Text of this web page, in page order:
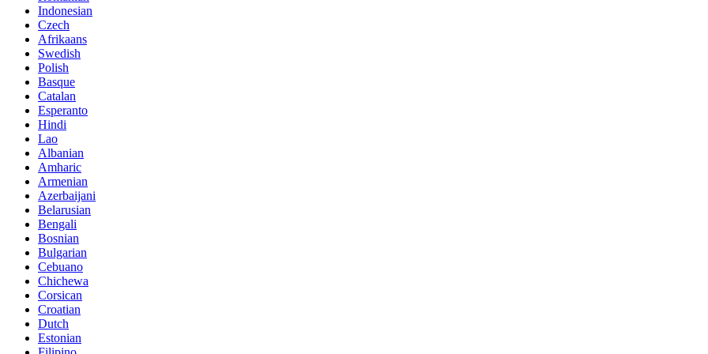
Indonesian
Czech
Afrikaans
Swedish
Polish
Basque
Catalan
Esperanto
Hindi
Lao
Albanian
Amharic
Armenian
Azerbaijani
Belarusian
Bengali
Bosnian
Bulgarian
Cebuano
Chichewa
Corsican
Croatian
Dutch
Estonian